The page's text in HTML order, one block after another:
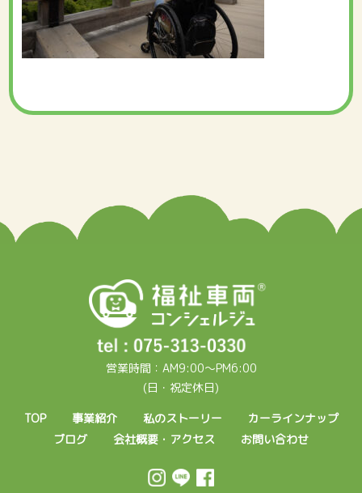
営業時間：AM9:00～PM6:00
(日・祝定休日)
TOP
事業紹介 私のストーリー
カーラインナップ
ブログ
会社概要・アクセス お問い合わせ